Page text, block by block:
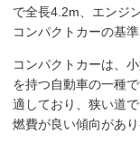
で全長4.2m、エンジ
コンパクトカーの基準
コンパクトカーは、
を持つ自動車の一種
適しており、狭い道
燃費が良い傾向があ